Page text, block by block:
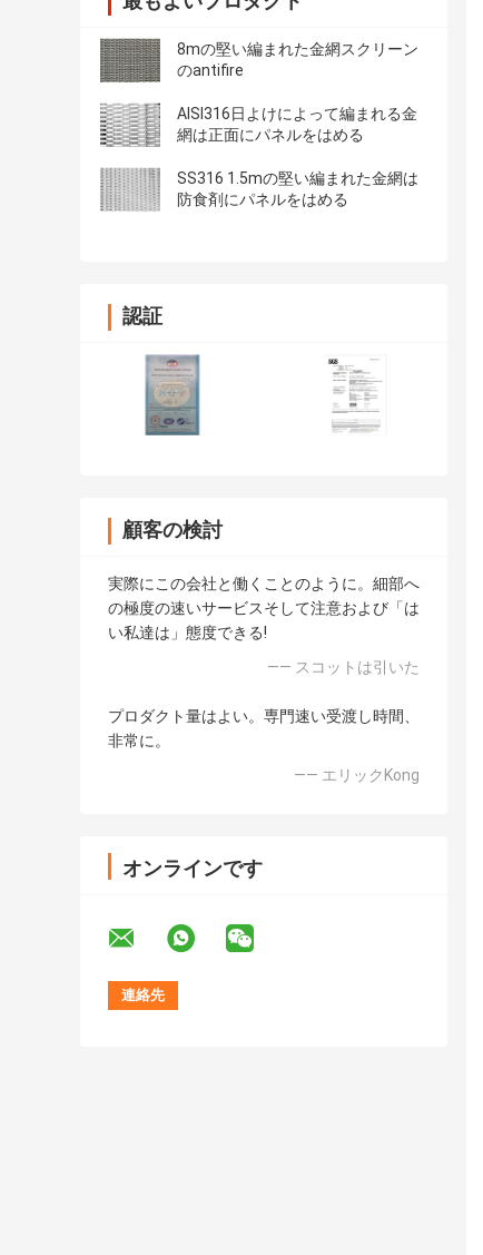
8mの堅い編まれた金網スクリーン
のantifire
AISI316日よけによって編まれる金
網は正面にパネルをはめる
SS316 1.5mの堅い編まれた金網は
防食剤にパネルをはめる
認証
顧客の検討
実際にこの会社と働くことのように。細部へ
の極度の速いサービスそして注意および「は
い私達は」態度できる!
—— スコットは引いた
プロダクト量はよい。専門速い受渡し時間、
非常に。
—— エリックKong
オンラインです